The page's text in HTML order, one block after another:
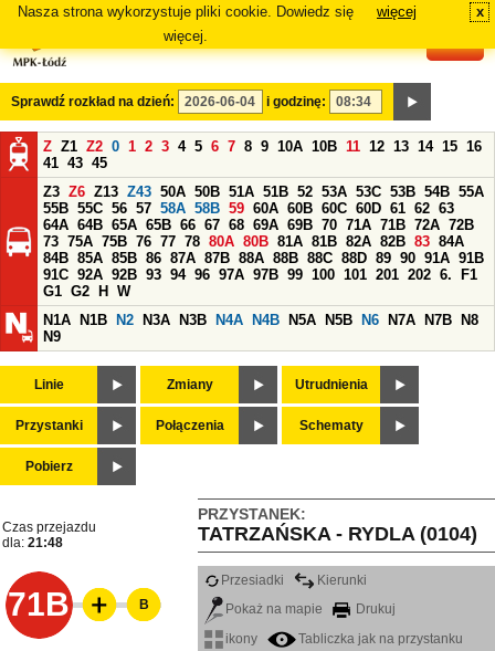
Nasza strona wykorzystuje pliki cookie. Dowiedz się
więcej.
więcej x
Sprawdź rozkład na dzień: i godzinę:
Z Z1 Z2 0 1 2 3 4 5 6 7 8 9 10A 10B 11 12 13 14 15 16
41 43 45
Z3 Z6 Z13 Z43 50A 50B 51A 51B 52 53A 53C 53B 54B 55A
55B 55C 56 57 58A 58B 59 60A 60B 60C 60D 61 62 63
64A 64B 65A 65B 66 67 68 69A 69B 70 71A 71B 72A 72B
73 75A 75B 76 77 78 80A 80B 81A 81B 82A 82B 83 84A
84B 85A 85B 86 87A 87B 88A 88B 88C 88D 89 90 91A 91B
91C 92A 92B 93 94 96 97A 97B 99 100 101 201 202 6.
F1
G1 G2 H
W
N1A
N1B N2 N3A N3B N4A N4B N5A N5B N6 N7A N7B
N8
N9
Linie Zmiany Utrudnienia
Przystanki Połączenia Schematy
Pobierz
PRZYSTANEK:
TATRZAŃSKA - RYDLA (0104)
Czas przejazdu
dla: 21:48
71B
Przesiadki
Kierunki
Pokaż na mapie
Drukuj
ikony
Tabliczka jak na przystanku
B